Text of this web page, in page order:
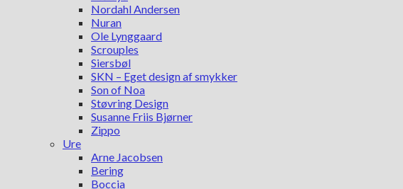
Nordahl Andersen
Nuran
Ole Lynggaard
Scrouples
Siersbøl
SKN – Eget design af smykker
Son of Noa
Støvring Design
Susanne Friis Bjørner
Zippo
Ure
Arne Jacobsen
Bering
Boccia